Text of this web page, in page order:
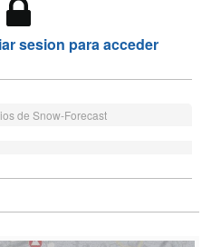
sesion para acceder
de Snow-Forecast